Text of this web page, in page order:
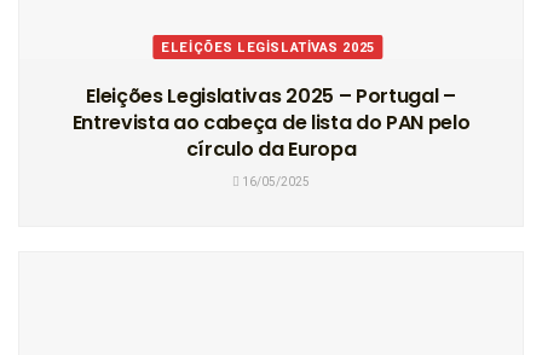
ELEIÇÕES LEGISLATIVAS 2025
Eleições Legislativas 2025 – Portugal –
Entrevista ao cabeça de lista do PAN pelo
círculo da Europa
16/05/2025